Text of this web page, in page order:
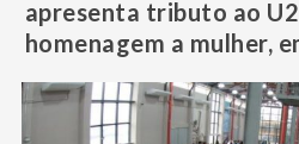
apresenta tributo ao
homenagem a mulher,